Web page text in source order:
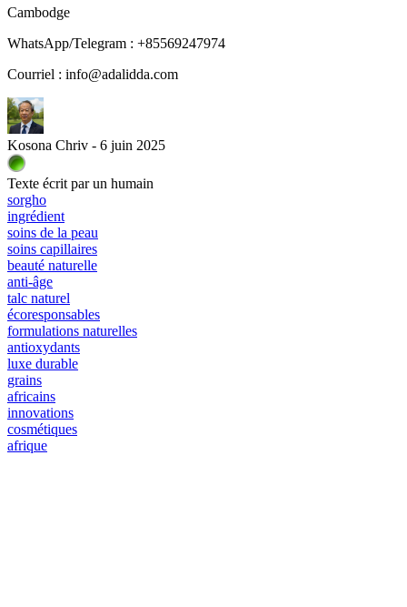
Cambodge
WhatsApp/Telegram : +85569247974
Courriel : info@adalidda.com
Kosona Chriv - 6 juin 2025
Texte écrit par un humain
sorgho
ingrédient
soins de la peau
soins capillaires
beauté naturelle
anti-âge
talc naturel
écoresponsables
formulations naturelles
antioxydants
luxe durable
grains
africains
innovations
cosmétiques
afrique